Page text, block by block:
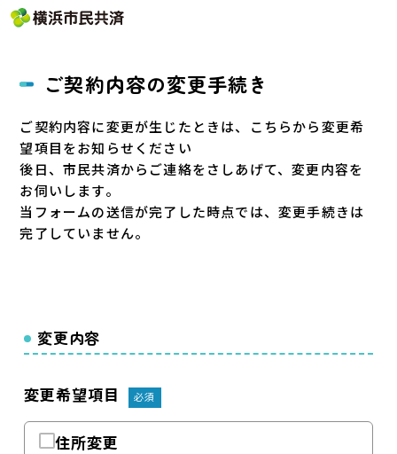
ご契約内容の変更手続き
ご契約内容に変更が生じたときは、こちらから変更希
望項目をお知らせください
後日、市民共済からご連絡をさしあげて、変更内容を
お伺いします。
当フォームの送信が完了した時点では、変更手続きは
完了していません。
変更内容
変更希望項目 必須
住所変更